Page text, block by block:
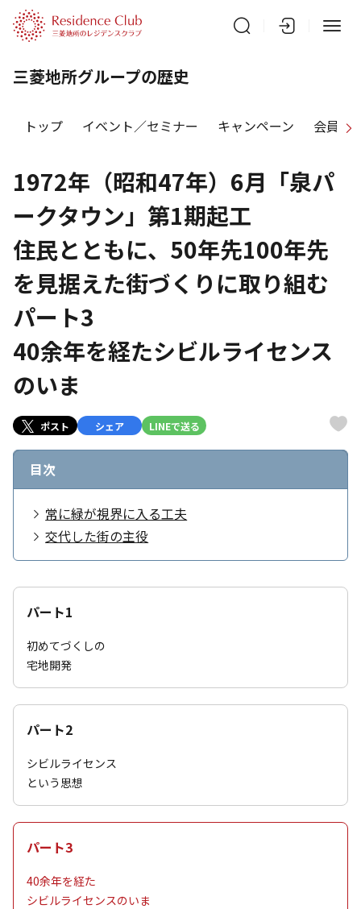
三菱地所グループの歴史
トップ イベント／セミナー キャンペーン 会員特
1972年（昭和47年）6月「泉パ
ークタウン」第1期起工
住民とともに、50年先100年先
を見据えた街づくりに取り組む
パート3
40余年を経たシビルライセンス
のいま
ポスト シェア LINEで送る
目次
常に緑が視界に入る工夫
交代した街の主役
パート1
初めてづくしの
宅地開発
パート2
シビルライセンス
という思想
パート3
40余年を経た
シビルライセンスのいま